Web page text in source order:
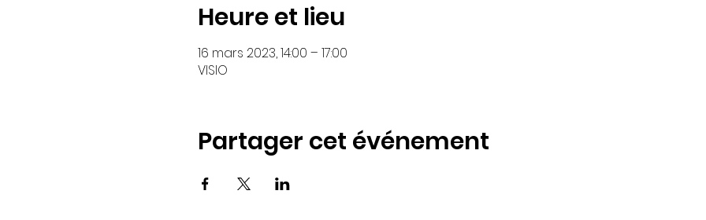
Heure et lieu
16 mars 2023, 14:00 – 17:00
VISIO
Partager cet événement